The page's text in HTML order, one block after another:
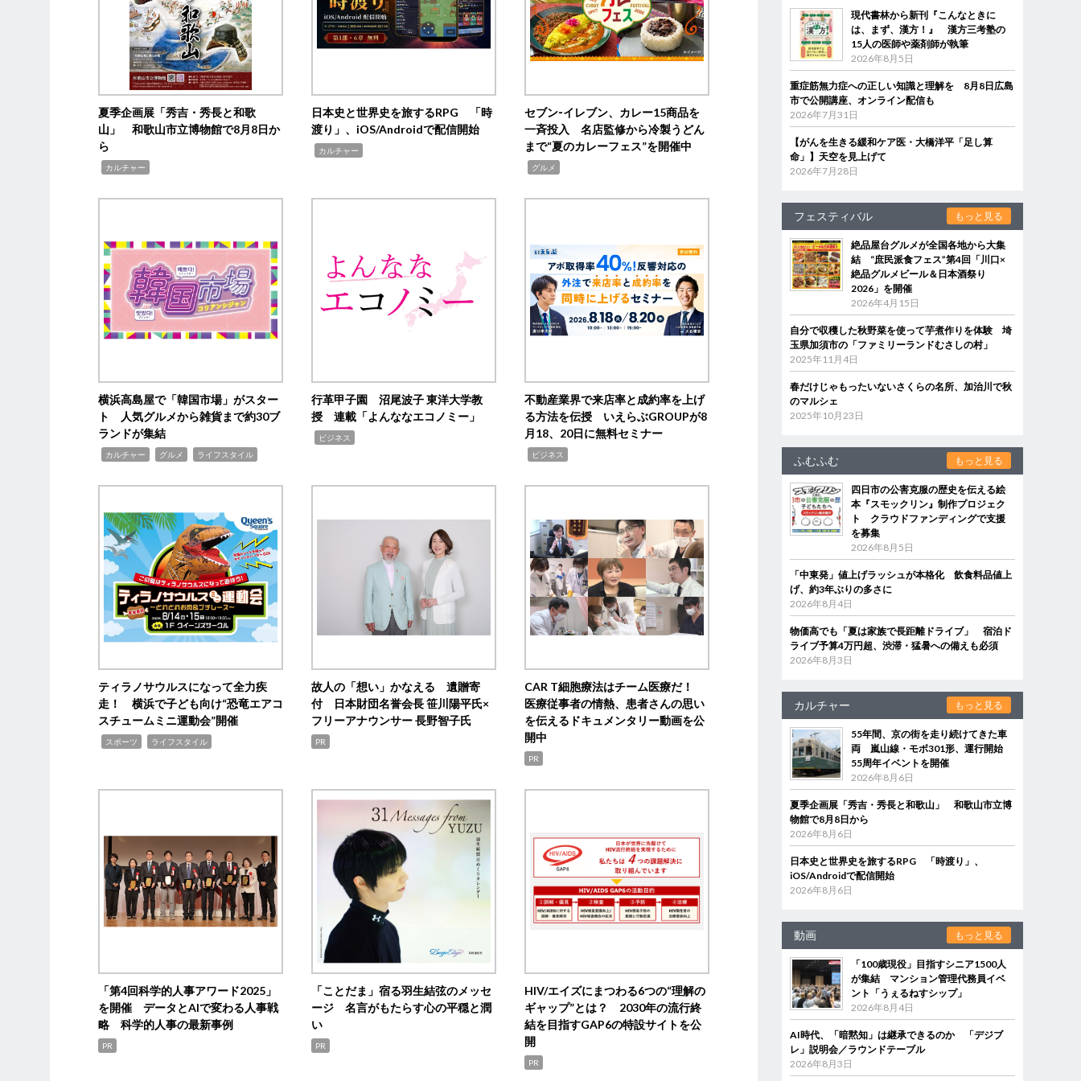
夏季企画展「秀吉・秀長と和歌
山」 和歌山市立博物館で8月8日か
ら
カルチャー
日本史と世界史を旅するRPG 「時
渡り」、iOS/Androidで配信開始
カルチャー
セブン‐イレブン、カレー15商品を
一斉投入 名店監修から冷製うどん
まで“夏のカレーフェス”を開催中
グルメ
横浜高島屋で「韓国市場」がスター
ト 人気グルメから雑貨まで約30ブ
ランドが集結
カルチャー グルメ ライフスタイル
行革甲子園 沼尾波子 東洋大学教
授 連載「よんななエコノミー」
ビジネス
不動産業界で来店率と成約率を上げ
る方法を伝授 いえらぶGROUPが8
月18、20日に無料セミナー
ビジネス
ティラノサウルスになって全力疾
走！ 横浜で子ども向け“恐竜エアコ
スチュームミニ運動会”開催
スポーツ ライフスタイル
故人の「想い」かなえる 遺贈寄
付 日本財団名誉会長 笹川陽平氏×
フリーアナウンサー 長野智子氏
PR
CAR T細胞療法はチーム医療だ！
医療従事者の情熱、患者さんの思い
を伝えるドキュメンタリー動画を公
開中
PR
「第4回科学的人事アワード2025」
を開催 データとAIで変わる人事戦
略 科学的人事の最新事例
PR
「ことだま」宿る羽生結弦のメッセ
ージ 名言がもたらす心の平穏と潤
い
PR
HIV/エイズにまつわる6つの“理解の
ギャップ”とは？ 2030年の流行終
結を目指すGAP6の特設サイトを公
開
PR
現代書林から新刊『こんなときに
は、まず、漢方！』 漢方三考塾の
15人の医師や薬剤師が執筆
2026年8月5日
重症筋無力症への正しい知識と理解を 8月8日広島
市で公開講座、オンライン配信も
2026年7月31日
【がんを生きる緩和ケア医・大橋洋平「足し算
命」】天空を見上げて
2026年7月28日
フェスティバル もっと見る
絶品屋台グルメが全国各地から大集
結 “庶民派食フェス”第4回「川口×
絶品グルメビール＆日本酒祭り
2026」を開催
2026年4月15日
自分で収穫した秋野菜を使って芋煮作りを体験 埼
玉県加須市の「ファミリーランドむさしの村」
2025年11月4日
春だけじゃもったいないさくらの名所、加治川で秋
のマルシェ
2025年10月23日
ふむふむ もっと見る
四日市の公害克服の歴史を伝える絵
本『スモックリン』制作プロジェク
ト クラウドファンディングで支援
を募集
2026年8月5日
「中東発」値上げラッシュが本格化 飲食料品値上
げ、約3年ぶりの多さに
2026年8月4日
物価高でも「夏は家族で長距離ドライブ」 宿泊ド
ライブ予算4万円超、渋滞・猛暑への備えも必須
2026年8月3日
カルチャー もっと見る
55年間、京の街を走り続けてきた車
両 嵐山線・モボ301形、運行開始
55周年イベントを開催
2026年8月6日
夏季企画展「秀吉・秀長と和歌山」 和歌山市立博
物館で8月8日から
2026年8月6日
日本史と世界史を旅するRPG 「時渡り」、
iOS/Androidで配信開始
2026年8月6日
動画 もっと見る
「100歳現役」目指すシニア1500人
が集結 マンション管理代務員イベ
ント「うぇるねすシップ」
2026年8月4日
AI時代、「暗黙知」は継承できるのか 「デジブ
レ」説明会／ラウンドテーブル
2026年8月3日